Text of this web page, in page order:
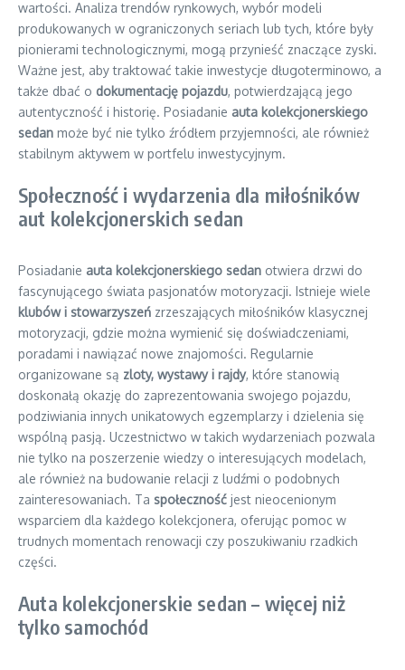
wartości. Analiza trendów rynkowych, wybór modeli
produkowanych w ograniczonych seriach lub tych, które były
pionierami technologicznymi, mogą przynieść znaczące zyski.
Ważne jest, aby traktować takie inwestycje długoterminowo, a
także dbać o dokumentację pojazdu, potwierdzającą jego
autentyczność i historię. Posiadanie auta kolekcjonerskiego
sedan może być nie tylko źródłem przyjemności, ale również
stabilnym aktywem w portfelu inwestycyjnym.
Społeczność i wydarzenia dla miłośników
aut kolekcjonerskich sedan
Posiadanie auta kolekcjonerskiego sedan otwiera drzwi do
fascynującego świata pasjonatów motoryzacji. Istnieje wiele
klubów i stowarzyszeń zrzeszających miłośników klasycznej
motoryzacji, gdzie można wymienić się doświadczeniami,
poradami i nawiązać nowe znajomości. Regularnie
organizowane są zloty, wystawy i rajdy, które stanowią
doskonałą okazję do zaprezentowania swojego pojazdu,
podziwiania innych unikatowych egzemplarzy i dzielenia się
wspólną pasją. Uczestnictwo w takich wydarzeniach pozwala
nie tylko na poszerzenie wiedzy o interesujących modelach,
ale również na budowanie relacji z ludźmi o podobnych
zainteresowaniach. Ta społeczność jest nieocenionym
wsparciem dla każdego kolekcjonera, oferując pomoc w
trudnych momentach renowacji czy poszukiwaniu rzadkich
części.
Auta kolekcjonerskie sedan – więcej niż
tylko samochód